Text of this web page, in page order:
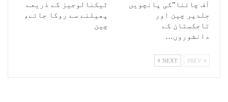
آف چائنا”کی پانچویں
جلدپر چین اور
تاجکستان کے
دانشوروں…
ٹیکنالوجیز کے ذریعے
پھیلنے سے روکا جائے،
چین
NEXT